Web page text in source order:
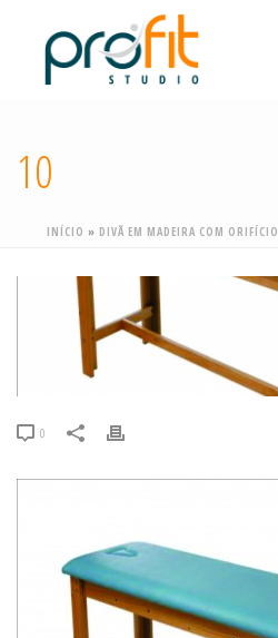
10
INÍCIO » DIVÃ EM MADEIRA COM
0